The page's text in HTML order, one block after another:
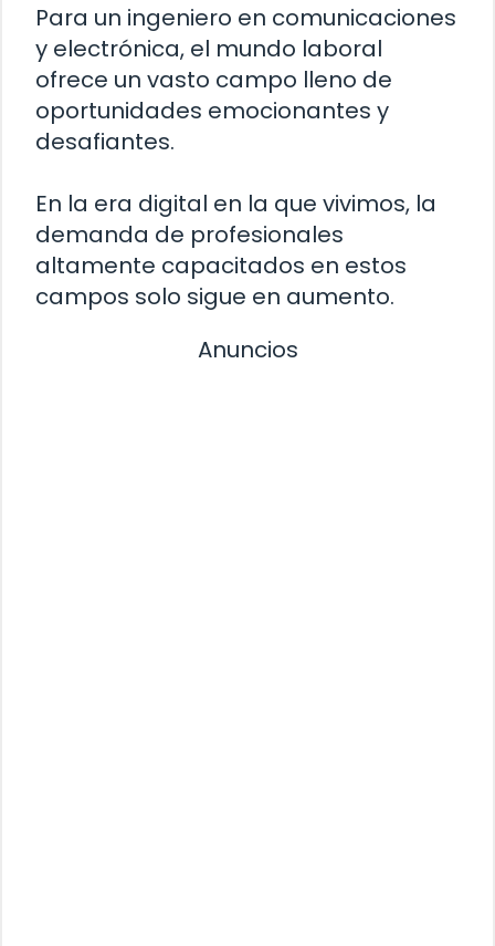
Para un ingeniero en comunicaciones
y electrónica, el mundo laboral
ofrece un vasto campo lleno de
oportunidades emocionantes y
desafiantes.
En la era digital en la que vivimos, la
demanda de profesionales
altamente capacitados en estos
campos solo sigue en aumento.
Anuncios